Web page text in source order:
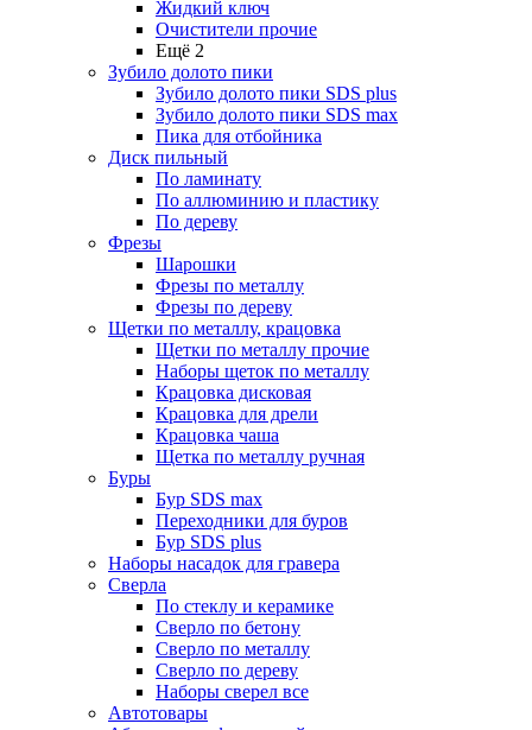
Жидкий ключ
Очистители прочие
Ещё 2
Зубило долото пики
Зубило долото пики SDS plus
Зубило долото пики SDS max
Пика для отбойника
Диск пильный
По ламинату
По аллюминию и пластику
По дереву
Фрезы
Шарошки
Фрезы по металлу
Фрезы по дереву
Щетки по металлу, крацовка
Щетки по металлу прочие
Наборы щеток по металлу
Крацовка дисковая
Крацовка для дрели
Крацовка чаша
Щетка по металлу ручная
Буры
Бур SDS max
Переходники для буров
Бур SDS plus
Наборы насадок для гравера
Сверла
По стеклу и керамике
Сверло по бетону
Сверло по металлу
Сверло по дереву
Наборы сверел все
Автотовары